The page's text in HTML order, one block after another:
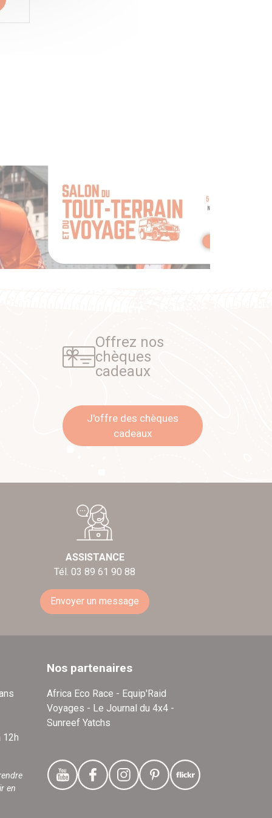
Offrez nos
chèques
cadeaux
J'offre des chèques
cadeaux
ASSISTANCE
Tél. 03 89 61 90 88
Envoyer un message
12h
en
Nos partenaires
Africa Eco Race - Equip'Raid
Voyages - Le Journal du 4x4 -
Sunreef Yatchs